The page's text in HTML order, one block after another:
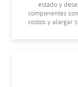
estado y
componentes
costos y alargar